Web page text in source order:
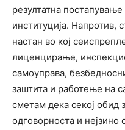
резултатна
институција. Напротив,
настан во кој
лиценцирање,
самоуправа,
заштита и работење на
сметам дека секој обид
одговорноста и